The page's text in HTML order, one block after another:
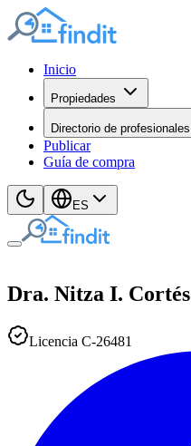
Inicio
Propiedades
Directorio de profesionales
Publicar
Guía de compra
ES
Dra. Nitza I. Cortés
Licencia C-26481